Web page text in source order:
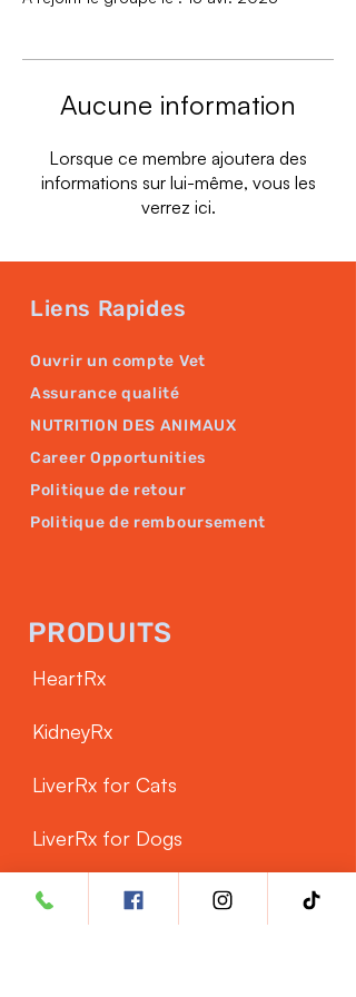
Aucune information
Lorsque ce membre ajoutera des
informations sur lui-même, vous les
verrez ici.
Liens Rapides
Ouvrir un compte Vet
Assurance qualité
NUTRITION DES ANIMAUX
Career Opportunities
Politique de retour
Politique de remboursement
PRODUITS
HeartRx
KidneyRx
LiverRx for Cats
LiverRx for Dogs